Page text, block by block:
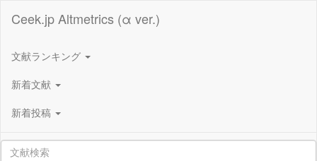
Ceek.jp Altmetrics (α ver.)
文献ランキング
新着文献
新着投稿